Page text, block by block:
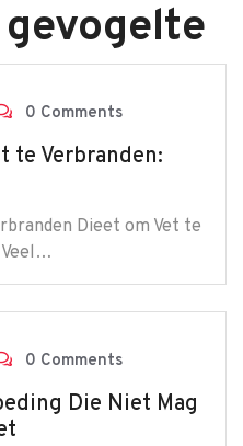
0 Comments
te Verbranden:
Dieet om Vet te
Veel…
0 Comments
Die Niet Mag